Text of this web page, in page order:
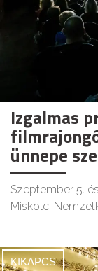
Izgalmas
ünnepe
Szeptember 5.
Miskolci
KIKAPCS